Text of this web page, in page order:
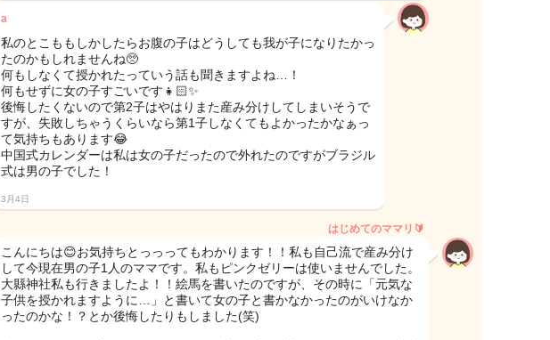
a
私のとこももしかしたらお腹の子はどうしても我が子になりたかっ
たのかもしれませんね🥺
何もしなくて授かれたっていう話も聞きますよね…！
何もせずに女の子すごいです👧🏻✨
後悔したくないので第2子はやはりまた産み分けしてしまいそうで
すが、失敗しちゃうくらいなら第1子しなくてもよかったかなぁっ
て気持ちもあります😂
中国式カレンダーは私は女の子だったので外れたのですがブラジル
式は男の子でした！
3月4日
はじめてのママリ🔰
こんにちは😊お気持ちとっっってもわかります！！私も自己流で産み分け
して今現在男の子1人のママです。私もピンクゼリーは使いませんでした。
大縣神社私も行きましたよ！！絵馬を書いたのですが、その時に「元気な
子供を授かれますように…」と書いて女の子と書かなかったのがいけなか
ったのかな！？とか後悔したりもしました(笑)